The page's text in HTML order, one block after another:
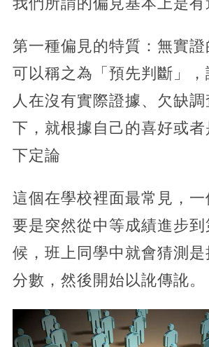
第一種偏見的特質：無實
可以稱之為「預先判斷」，
人在沒有實際證據、欠缺調
下，就根據自己的喜好或
下定論
這個在學校裡面最常見，
要是突然從中等成績進步
候，班上同學中就會猜測是
分數，然後開始以訛傳訛。